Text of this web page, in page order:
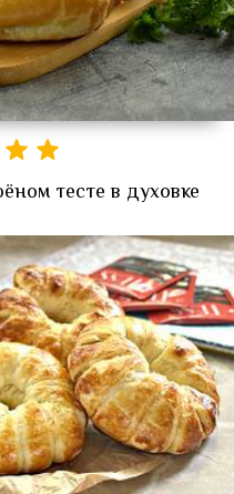
тесте в духовке